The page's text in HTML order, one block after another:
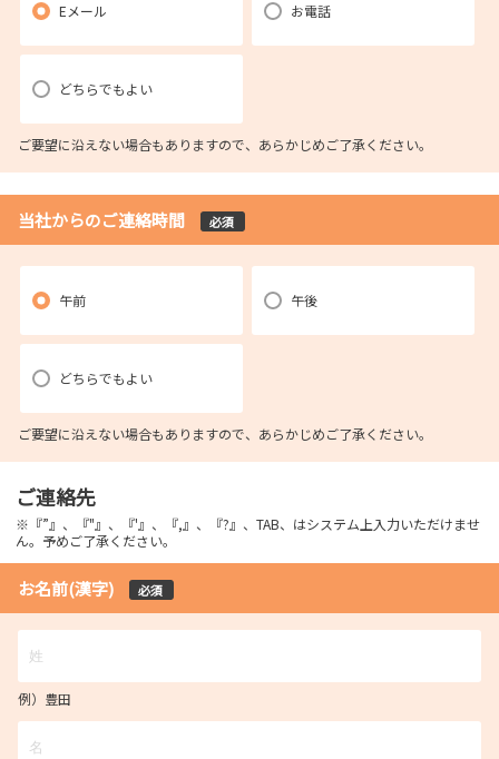
Eメール お電話
どちらでもよい
ご要望に沿えない場合もありますので、あらかじめご了承ください。
当社からのご連絡時間 必須
午前 午後
どちらでもよい
ご要望に沿えない場合もありますので、あらかじめご了承ください。
ご連絡先
※『”』、『"』、『'』、『,』、『?』、TAB、はシステム上入力いただけませ
ん。予めご了承ください。
お名前(漢字) 必須
例）豊田